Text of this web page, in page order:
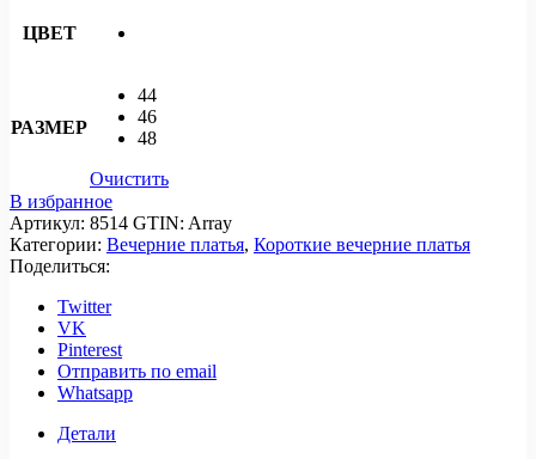
ЦВЕТ
РАЗМЕР
44
46
48
Очистить
В избранное
Артикул: 8514 GTIN: Array
Категории: Вечерние платья, Короткие вечерние платья
Поделиться:
Twitter
VK
Pinterest
Отправить по email
Whatsapp
Детали